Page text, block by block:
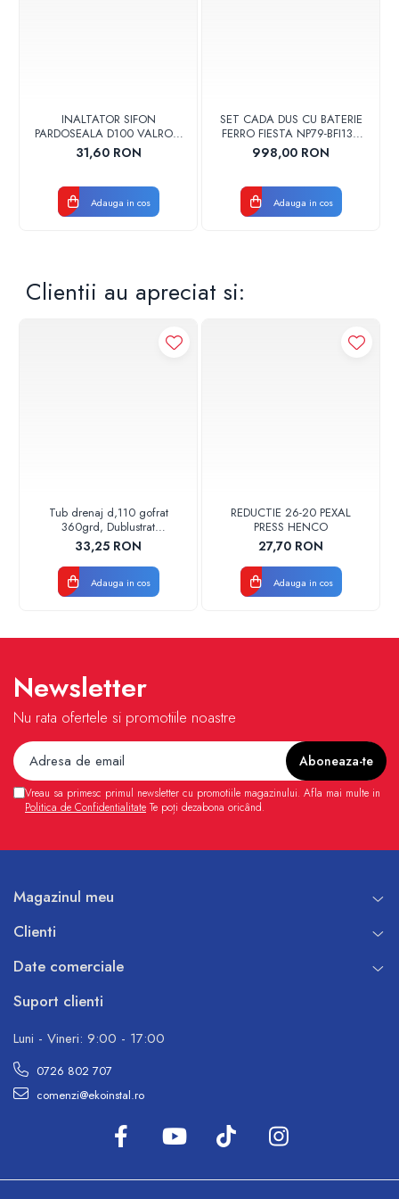
INALTATOR SIFON
PARDOSEALA D100 VALROM
17001900004
31,60 RON
Adauga in cos
SET CADA DUS CU BATERIE
FERRO FIESTA NP79-BFI13U
CROM
998,00 RON
Adauga in cos
Clientii au apreciat si:
Tub drenaj d,110 gofrat
360grd, Dublustrat
verde/negru 110152 Drainkit
33,25 RON
Adauga in cos
REDUCTIE 26-20 PEXAL
PRESS HENCO
27,70 RON
Adauga in cos
Newsletter
Nu rata ofertele si promotiile noastre
Vreau sa primesc primul newsletter cu promotiile magazinului. Afla mai multe in
Politica de Confidentialitate Te poți dezabona oricând.
Magazinul meu
Clienti
Date comerciale
Suport clienti
Luni - Vineri: 9:00 - 17:00
0726 802 707
comenzi@ekoinstal.ro